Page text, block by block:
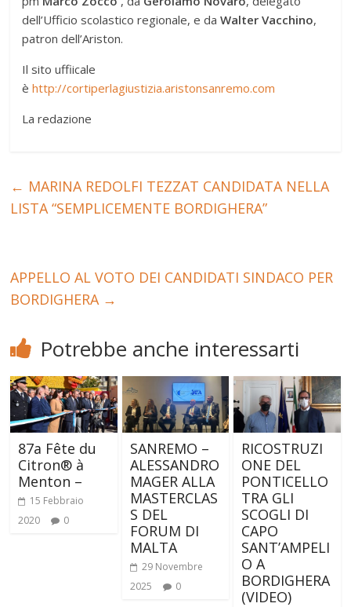
dell’Ufficio scolastico regionale, e daWalter Vacchino,
patron dell’Ariston.
Il sito uffiicale
èhttp://cortiperlagiustizia.aristonsanremo.com
La redazione
← MARINA REDOLFI TEZZAT CANDIDATA NELLA
LISTA “SEMPLICEMENTE BORDIGHERA”
APPELLO AL VOTO DEI CANDIDATI SINDACO PER
BORDIGHERA →
Potrebbe anche interessarti
87a Fête du
Citron® à
Menton –
15 Febbraio
2020
0
SANREMO –
ALESSANDRO
MAGER ALLA
MASTERCLAS
S DEL
FORUM DI
MALTA
29 Novembre
2025
0
RICOSTRUZI
ONE DEL
PONTICELLO
TRA GLI
SCOGLI DI
CAPO
SANT’AMPELI
O A
BORDIGHERA
(VIDEO)